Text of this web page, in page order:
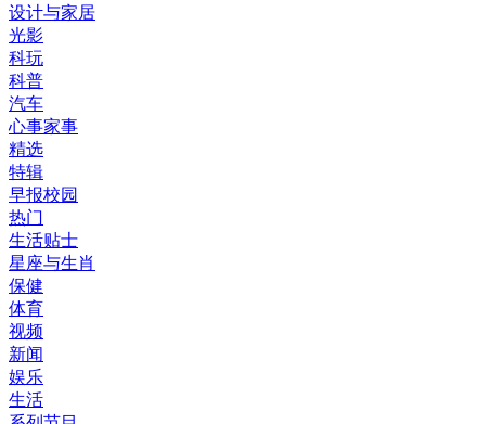
设计与家居
光影
科玩
科普
汽车
心事家事
精选
特辑
早报校园
热门
生活贴士
星座与生肖
保健
体育
视频
新闻
娱乐
生活